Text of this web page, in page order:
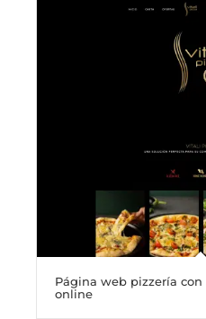
Página web pizzería
online